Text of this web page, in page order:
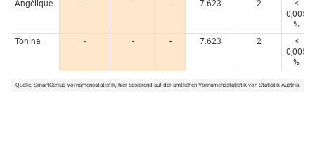
Angèlique - - - 7.623 2
<
0,005
%
Tonina
- - - 7.623 2
<
0,005
%
Quelle: SmartGenius-Vornamensstatistik, hier basierend auf der amtlichen Vornamensstatistik von Statistik Austria.